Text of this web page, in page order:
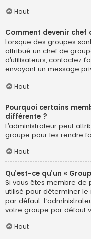
Haut
Comment devenir chef
Lorsque des groupes
attribué un chef de
d’utilisateurs, contactez
envoyant un message
Haut
Pourquoi certains
différente ?
L’administrateur peut
groupe pour les rendre
Haut
Qu’est-ce qu’un «
Si vous êtes membre de
utilisé pour déterminer
par défaut.
votre groupe par défaut
Haut